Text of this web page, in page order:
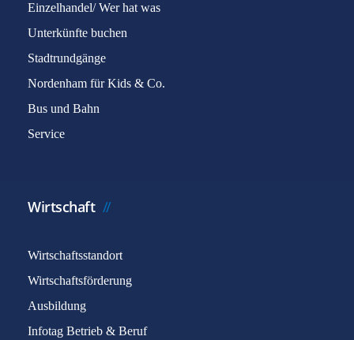
Einzelhandel/ Wer hat was
Unterkünfte buchen
Stadtrundgänge
Nordenham für Kids & Co.
Bus und Bahn
Service
Wirtschaft
Wirtschaftsstandort
Wirtschaftsförderung
Ausbildung
Infotag Betrieb & Beruf